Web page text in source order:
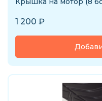
1 200 ₽